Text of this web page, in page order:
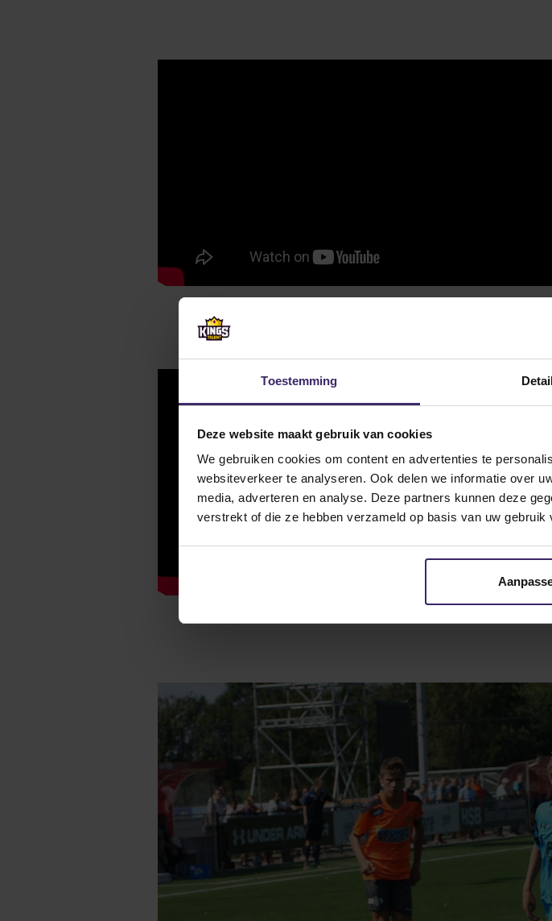
Toestemming
Deze website maakt gebruik van cookies
We gebruiken cookies om content en advertenties te
websiteverkeer te analyseren. Ook delen we informatie over
media, adverteren en analyse. Deze partners kunnen deze
verstrekt of die ze hebben verzameld op basis van uw gebruik